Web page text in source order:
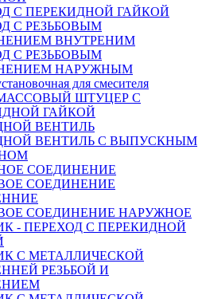
С ПЕРЕКИДНОЙ ГАЙКОЙ
С РЕЗЬБОВЫМ
ВНУТРЕНИМ
С РЕЗЬБОВЫМ
НАРУЖНЫМ
для смесителя
ШТУЦЕР С
ГАЙКОЙ
ВЕНТИЛЬ
ВЕНТИЛЬ С ВЫПУСКНЫМ
СОЕДИНЕНИЕ
СОЕДИНЕНИЕ
СОЕДИНЕНИЕ НАРУЖНОЕ
- ПЕРЕХОД С ПЕРЕКИДНОЙ
С МЕТАЛЛИЧЕСКОЙ
РЕЗЬБОЙ И